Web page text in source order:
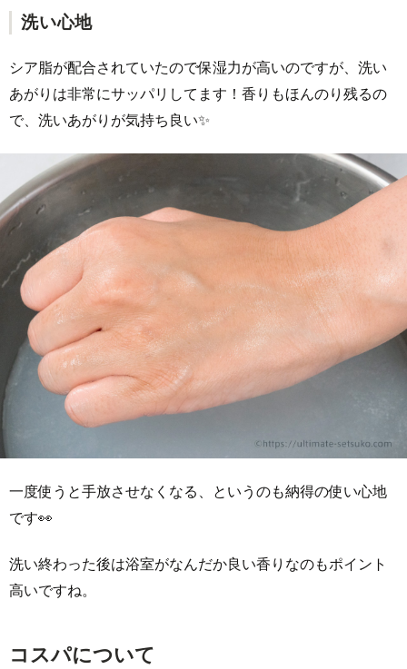
洗い心地
シア脂が配合されていたので保湿力が高いのですが、洗い
あがりは非常にサッパリしてます！香りもほんのり残るの
で、洗いあがりが気持ち良い✨
一度使うと手放させなくなる、というのも納得の使い心地
です👀
洗い終わった後は浴室がなんだか良い香りなのもポイント
高いですね。
コスパについて